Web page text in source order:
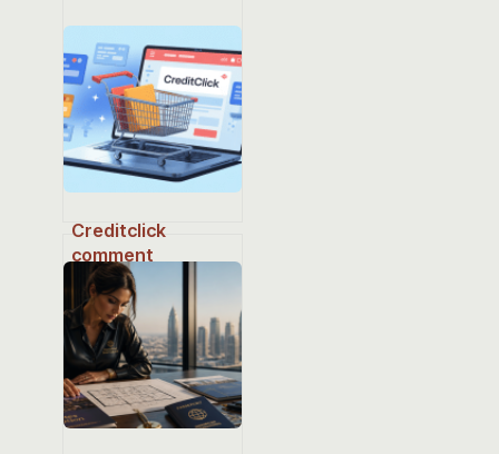
Creditclick
comment
fonctionne ce
paiement en
plusieurs fois en
ligne